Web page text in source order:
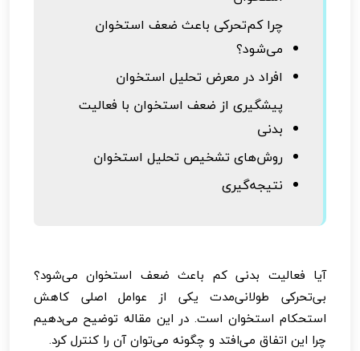
چرا کم‌تحرکی باعث ضعف استخوان
می‌شود؟
افراد در معرض تحلیل استخوان
پیشگیری از ضعف استخوان با فعالیت
بدنی
روش‌های تشخیص تحلیل استخوان
نتیجه‌گیری
آیا فعالیت بدنی کم باعث ضعف استخوان می‌شود؟
بی‌تحرکی طولانی‌مدت یکی از عوامل اصلی کاهش
استحکام استخوان است. در این مقاله توضیح می‌دهیم
چرا این اتفاق می‌افتد و چگونه می‌توان آن را کنترل کرد.